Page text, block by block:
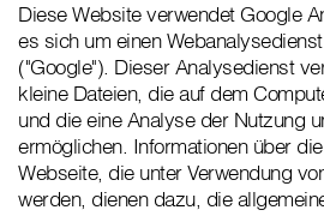
Diese Website verwendet Google
es sich um einen
("Google"). Dieser Analysedienst
kleine Dateien, die auf dem
und die eine Analyse der Nutzung
ermöglichen. Informationen über
Webseite, die unter Verwendung
werden, dienen dazu, die